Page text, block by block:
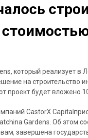
который реализует
на строительство
проект будет вложено
CastorX
Gardens. Об этом
завершена